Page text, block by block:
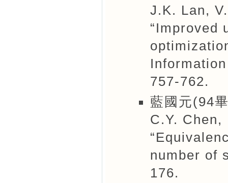
J.K. Lan,
“Improved
757-762.
藍國元(94
C.Y.
number of
176.